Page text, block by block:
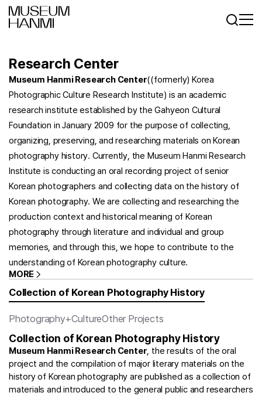
Research Center
Museum Hanmi Research Center((formerly) Korea
Photographic Culture Research Institute) is an academic
research institute established by the Gahyeon Cultural
Foundation in January 2009 for the purpose of collecting,
organizing, preserving, and researching materials on Korean
photography history. Currently, the Museum Hanmi Research
Institute is conducting an oral recording project of senior
Korean photographers and collecting data on the history of
Korean photography. We are collecting and researching the
production context and historical meaning of Korean
photography through literature and individual and group
memories, and through this, we hope to contribute to the
understanding of Korean photography culture.
MORE
Collection of Korean Photography History
Photography+CultureOther Projects
Collection of Korean Photography History
Museum Hanmi Research Center, the results of the oral
project and the compilation of major literary materials on the
history of Korean photography are published as a collection of
materials and introduced to the general public and researchers